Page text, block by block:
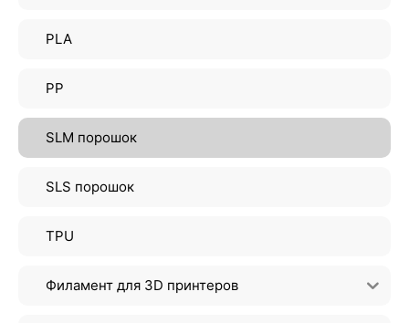
PLA
PP
SLM порошок
SLS порошок
TPU
Филамент для 3D принтеров